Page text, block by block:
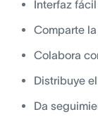
Interfaz
Comparte
Colabora
Distribuye
Da